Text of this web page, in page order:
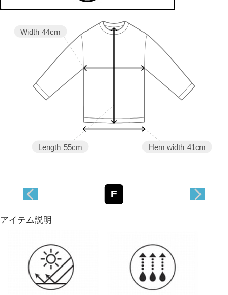
Hem width 41cm
Length 55cm
Width 44cm
F
アイテム説明